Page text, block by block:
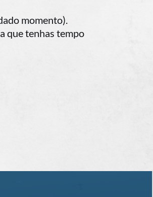
momento).
que tenhas tempo